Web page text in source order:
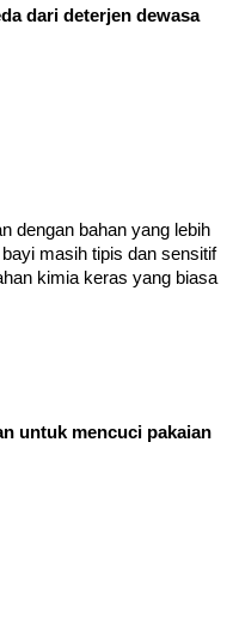
dari deterjen dewasa
dengan bahan yang lebih
masih tipis dan sensitif
kimia keras yang biasa
untuk mencuci pakaian